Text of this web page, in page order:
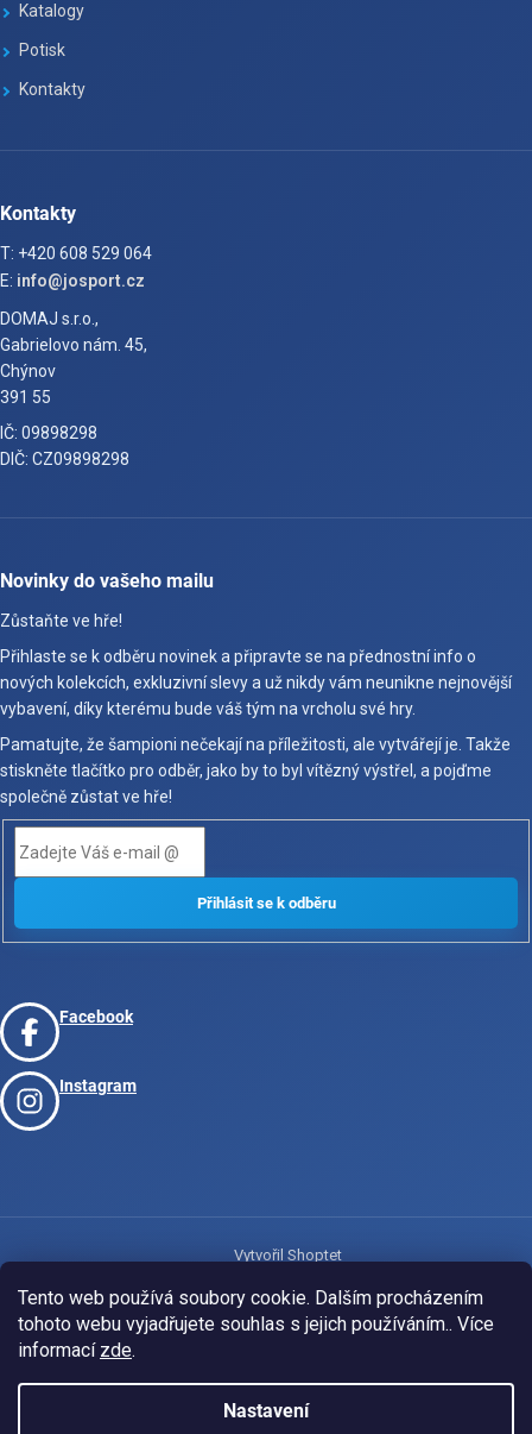
Tento web používá soubory cookie. Dalším procházením
tohoto webu vyjadřujete souhlas s jejich používáním.. Více
informací zde.
Nastavení
Katalogy
Potisk
Kontakty
Kontakty
T: +420 608 529 064
E: info@josport.cz
DOMAJ s.r.o.,
Gabrielovo nám. 45,
Chýnov
391 55
IČ: 09898298
DIČ: CZ09898298
Novinky do vašeho mailu
Zůstaňte ve hře!
Přihlaste se k odběru novinek a připravte se na přednostní info o
nových kolekcích, exkluzivní slevy a už nikdy vám neunikne nejnovější
vybavení, díky kterému bude váš tým na vrcholu své hry.
Pamatujte, že šampioni nečekají na příležitosti, ale vytvářejí je. Takže
stiskněte tlačítko pro odběr, jako by to byl vítězný výstřel, a pojďme
společně zůstat ve hře!
Facebook
Instagram
Vytvořil Shoptet
Copyright 2026www.josport.cz. Všechna práva vyhrazena.